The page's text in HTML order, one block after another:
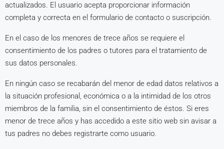
actualizados. El usuario acepta proporcionar información
completa y correcta en el formulario de contacto o suscripción.
En el caso de los menores de trece años se requiere el
consentimiento de los padres o tutores para el tratamiento de
sus datos personales.
En ningún caso se recabarán del menor de edad datos relativos a
la situación profesional, económica o a la intimidad de los otros
miembros de la familia, sin el consentimiento de éstos. Si eres
menor de trece años y has accedido a este sitio web sin avisar a
tus padres no debes registrarte como usuario.